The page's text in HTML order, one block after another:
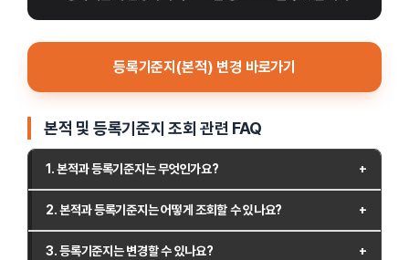
등록기준지(본적) 변경 바로가기
본적 및 등록기준지 조회 관련 FAQ
1. 본적과 등록기준지는 무엇인가요?
본적과 등록기준지는 개인의 가족관계등록부에 기재되는 주소
는 등록기준지로 대체되었습니다. 등록기준지는 가족관계 등록
2. 본적과 등록기준지는 어떻게 조회할 수 있나요?
본적과 등록기준지는 가까운 주민센터를 방문하거나 대법원 전
3. 등록기준지는 변경할 수 있나요?